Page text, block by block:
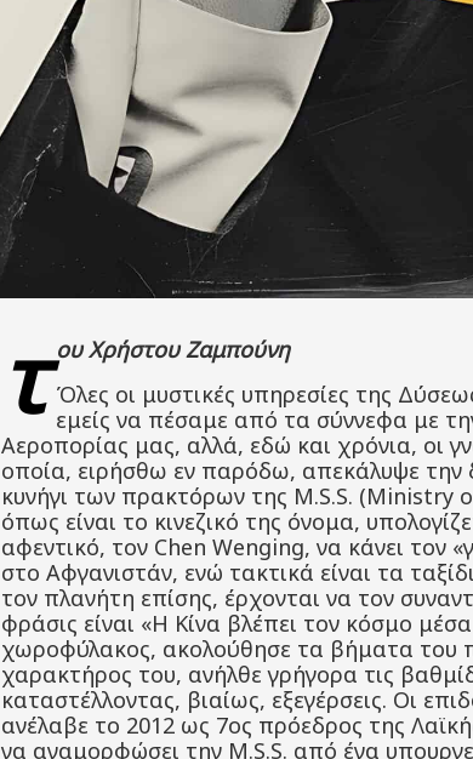
τ ου Χρήστου Ζαμπούνη
Όλες οι μυστικές υπηρεσίες της
εμείς να πέσαμε από τα σύννεφα με
Αεροπορίας μας, αλλά, εδώ και χρόνια, οι
οποία, ειρήσθω εν παρόδω, απεκάλυψε την
κυνήγι των πρακτόρων της M.S.S.
όπως είναι το κινεζικό της όνομα,
αφεντικό, τον Chen Wenging, να κάνει τον
στο Αφγανιστάν, ενώ τακτικά είναι τα
τον πλανήτη επίσης, έρχονται να τον
φράσις είναι «Η Κίνα βλέπει τον κόσμο
χωροφύλακος, ακολούθησε τα βήματα του
χαρακτήρος του, ανήλθε γρήγορα τις
καταστέλλοντας, βιαίως, εξεγέρσεις. Οι
ανέλαβε το 2012 ως 7ος πρόεδρος της
να αναμορφώσει την M.S.S. από ένα